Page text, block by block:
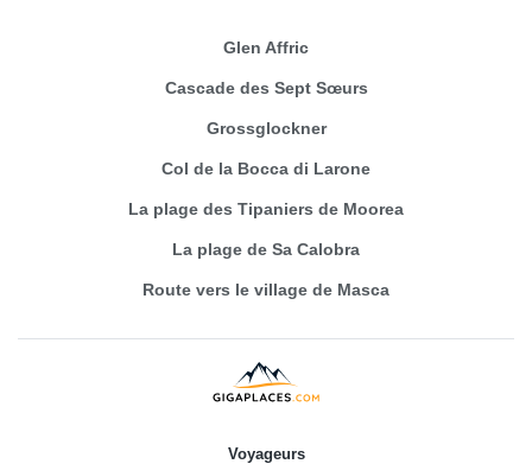
Glen Affric
Cascade des Sept Sœurs
Grossglockner
Col de la Bocca di Larone
La plage des Tipaniers de Moorea
La plage de Sa Calobra
Route vers le village de Masca
Voyageurs